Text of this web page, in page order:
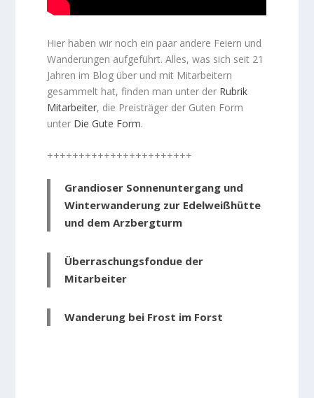
Hier haben wir noch ein paar andere Feiern und
Wanderungen aufgeführt. Alles, was sich seit 21
Jahren im Blog über und mit Mitarbeitern
gesammelt hat, finden man unter der Rubrik
Mitarbeiter, die Preisträger der Guten Form
unter Die Gute Form.
+++++++++++++++++++++++
Grandioser Sonnenuntergang und
Winterwanderung zur Edelweißhütte
und dem Arzbergturm
Überraschungsfondue der
Mitarbeiter
Wanderung bei Frost im Forst